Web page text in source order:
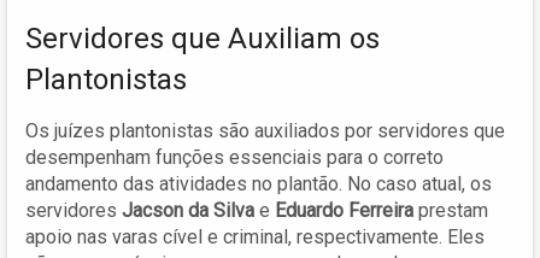
Servidores que Auxiliam os
Plantonistas
Os juízes plantonistas são auxiliados por servidores que
desempenham funções essenciais para o correto
andamento das atividades no plantão. No caso atual, os
servidores Jacson da Silva e Eduardo Ferreira prestam
apoio nas varas cível e criminal, respectivamente. Eles